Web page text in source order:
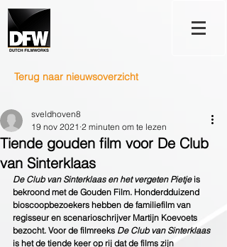
Terug naar nieuwsoverzicht
Tiende gouden film voor De Club
van Sinterklaas
sveldhoven8
19 nov 2021 2 minuten om te lezen
De Club van Sinterklaas en het vergeten Pietje is
bekroond met de Gouden Film. Honderdduizend
bioscoopbezoekers hebben de familiefilm van
regisseur en scenarioschrijver Martijn Koevoets
bezocht. Voor de filmreeks De Club van Sinterklaas
is het de tiende keer op rij dat de films zijn